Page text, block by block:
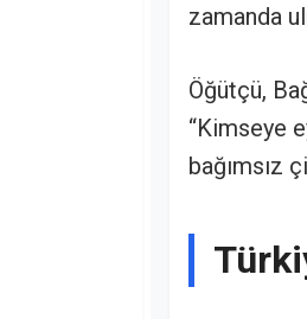
zamanda
Öğütçü,
“Kimseye
bağımsız